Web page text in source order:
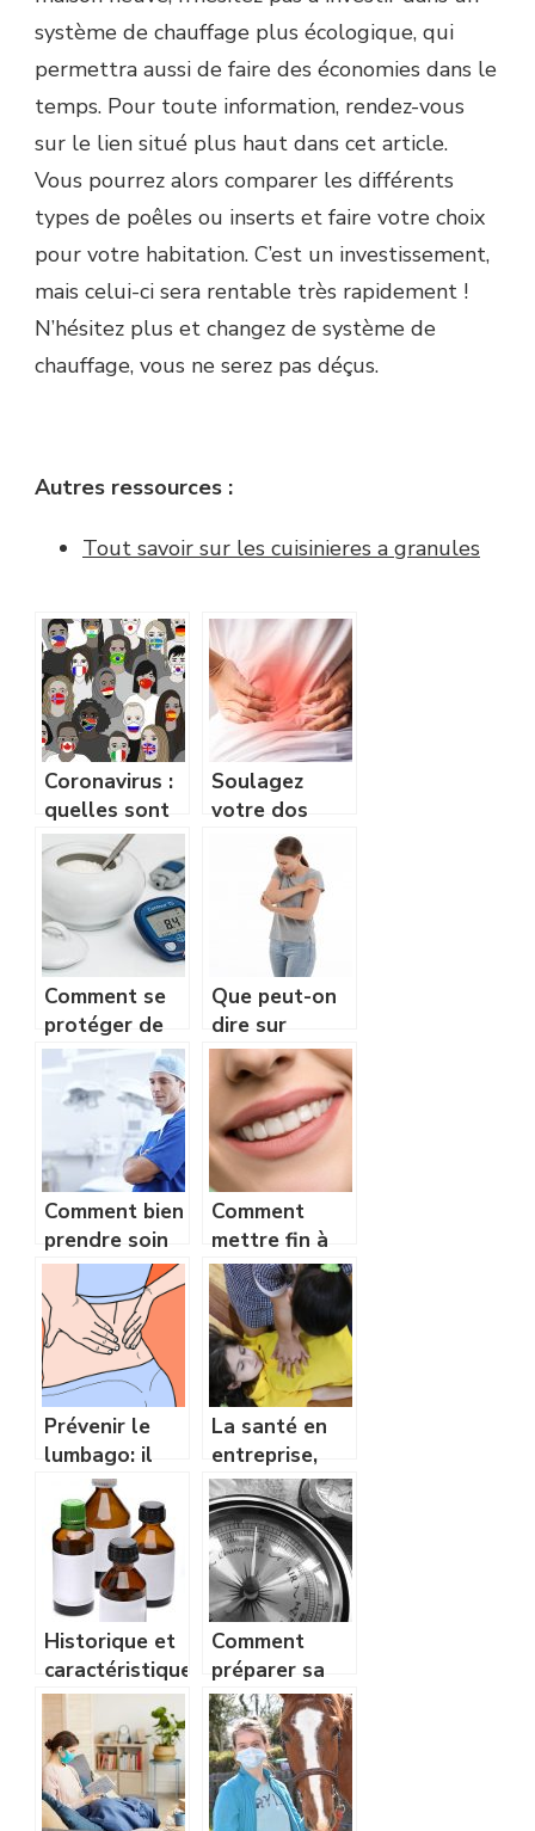
système de chauffage plus écologique, qui
permettra aussi de faire des économies dans le
temps. Pour toute information, rendez-vous
sur le lien situé plus haut dans cet article.
Vous pourrez alors comparer les différents
types de poêles ou inserts et faire votre choix
pour votre habitation. C’est un investissement,
mais celui-ci sera rentable très rapidement !
N’hésitez plus et changez de système de
chauffage, vous ne serez pas déçus.
Autres ressources :
Tout savoir sur les cuisinieres a granules
Coronavirus :
quelles sont
les astuces à
appliquer
pour se
protéger et
renforcer les
anticorps ?
Soulagez
votre dos
avec ces
astuces
Comment se
protéger de
la maladie du
diabète?
Que peut-on
dire sur
l’arthrodèse
en quelques
mots ?
Comment bien
prendre soin
de vos dents?
Comment
mettre fin à
vos
complexes
concernant
votre nez?
Prévenir le
lumbago: il
n’est jamais
trop tôt pour
réagir!
La santé en
entreprise,
comment
prévenir les
imprévus ?
Historique et
caractéristiques
des poppers
Comment
préparer sa
propre mort ?